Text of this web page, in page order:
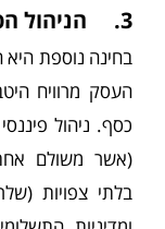
3. הניהול הפיננסי הכללי של העסק
בחינה נוספת
העסק מרוויח
כסף. ניהול
(אשר משולם
בלתי צפויות